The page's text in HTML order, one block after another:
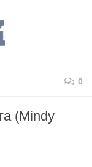
0
(Mindy